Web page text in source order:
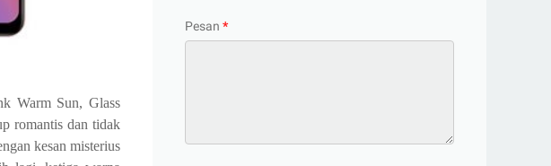
Warm Sun, Glass
romantis dan tidak
kesan misterius
Pesan *